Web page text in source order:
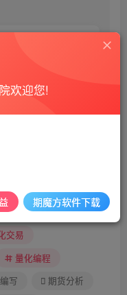
超级会员免费
易
期货分析
交易
量化编程
写
期货分析
欢迎您!
期魔方软件下载